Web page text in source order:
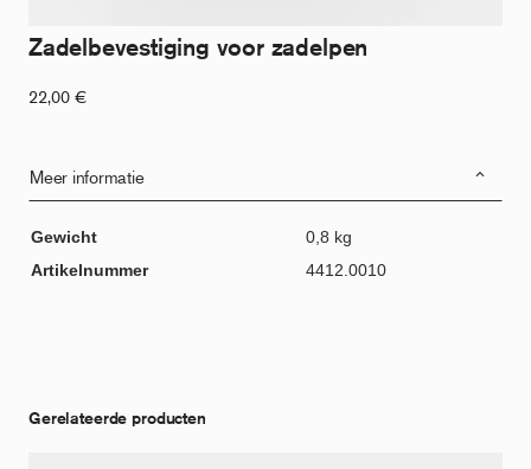
Zadelbevestiging voor zadelpen
22,00 €
Meer informatie
Gewicht
0,8 kg
Artikelnummer
4412.0010
Gerelateerde producten